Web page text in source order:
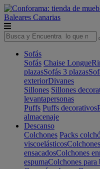
Baleares Canarias
Sofás
Sofás Chaise Longue
plazasSofás 3 plazas
exteriorDivanes
Sillones Sillones
levantapersonas
Puffs Puffs decorativos
almacenaje
Descanso
Colchones Packs
viscoelásticos
ensacadosColchones
espumaColchones para